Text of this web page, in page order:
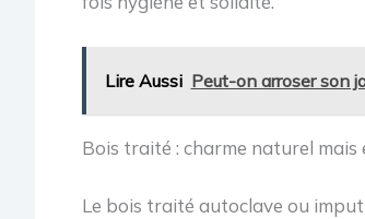
Lire Aussi Peut-on arroser son
Bois traité : charme naturel
Le bois traité autoclave ou